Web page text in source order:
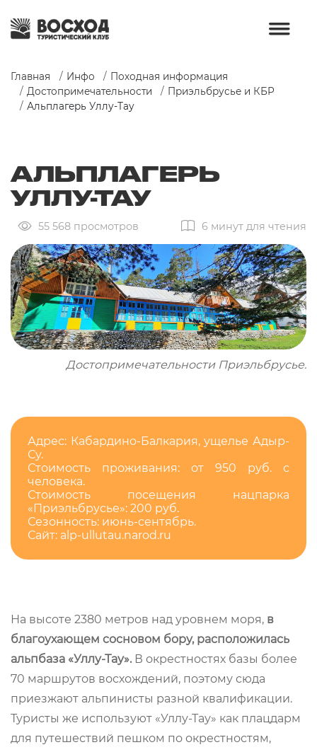
Главная Инфо
Походная информация
Достопримечательности
Приэльбрусье и КБР
Альплагерь Уллу-Тау
АЛЬПЛАГЕРЬ
УЛЛУ-ТАУ
55 568 просмотров 6 минут для чтения
Достопримечательности Приэльбрусье.
Адрес: Кабардино-Балкария, ущелье Адыр-
Су.
Стоимость проживания: от 950 руб. с
человека.
Стоимость посещения нацпарка
«Приэльбрусье»: 200 руб.
Сезонность: июнь-сентябрь.
Сайт: alp-ullutau.narod.ru
На высоте 2380 метров над уровнем моря, в
благоухающем сосновом бору, расположилась
альпбаза «Уллу-Тау». В окрестностях базы более
70 маршрутов восхождений, поэтому сюда
приезжают альпинисты разной квалификации.
Туристы же используют «Уллу-Тау» как плацдарм
для путешествий пешком по окрестностям,